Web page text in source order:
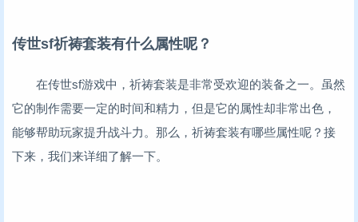
传世sf祈祷套装有什么属性呢？
在传世sf游戏中，祈祷套装是非常受欢迎的装备之一。虽然
它的制作需要一定的时间和精力，但是它的属性却非常出色，
能够帮助玩家提升战斗力。那么，祈祷套装有哪些属性呢？接
下来，我们来详细了解一下。